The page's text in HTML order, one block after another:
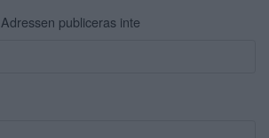
Adressen publiceras inte